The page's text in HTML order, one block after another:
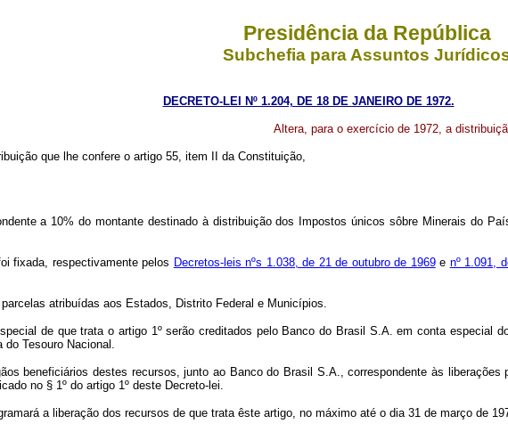
Presidência da República
Subchefia para Assuntos
DECRETO-LEI Nº 1.204, DE 18 DE JANEIRO DE 1972.
Altera, para o exercício de 1972, a
que lhe confere o artigo 55, item II da Constituição,
a 10% do montante destinado à distribuição dos Impostos únicos sôbre Minerais do
respectivamente pelos Decretos-leis nºs 1.038, de 21 de outubro de 1969e nº 1.091,
atribuídas aos Estados, Distrito Federal e Municípios.
de que trata o artigo 1º serão creditados pelo Banco do Brasil S.A. em conta especial
Tesouro Nacional.
destes recursos, junto ao Banco do Brasil S.A., correspondente às liberações
no § 1º do artigo 1º deste Decreto-lei.
a liberação dos recursos de que trata êste artigo, no máximo até o dia 31 de março de